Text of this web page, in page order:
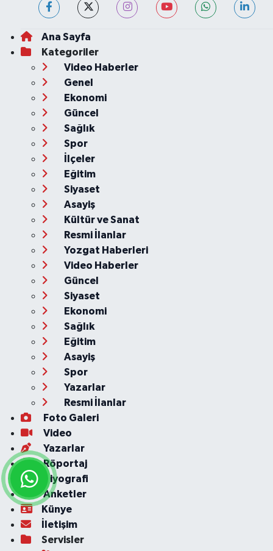
Ana Sayfa
Kategoriler
Video Haberler
Genel
Ekonomi
Güncel
Sağlık
Spor
İlçeler
Eğitim
Siyaset
Asayiş
Kültür ve Sanat
Resmi İlanlar
Yozgat Haberleri
Video Haberler
Güncel
Siyaset
Ekonomi
Sağlık
Eğitim
Asayiş
Spor
Yazarlar
Resmi İlanlar
Foto Galeri
Video
Yazarlar
Röportaj
Biyografi
Anketler
Künye
İletişim
Servisler